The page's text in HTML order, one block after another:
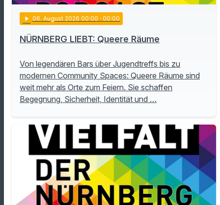
play_arrow 06. August 2026 00:00 · 00:00
NÜRNBERG LIEBT: Queere Räume
Von legendären Bars über Jugendtreffs bis zu
modernen Community Spaces: Queere Räume sind
weit mehr als Orte zum Feiern. Sie schaffen
Begegnung, Sicherheit, Identität und …